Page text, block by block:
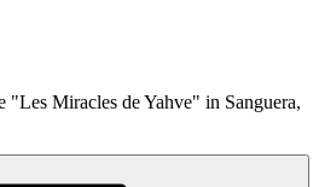
"Les Miracles de Yahve" in Sanguera,